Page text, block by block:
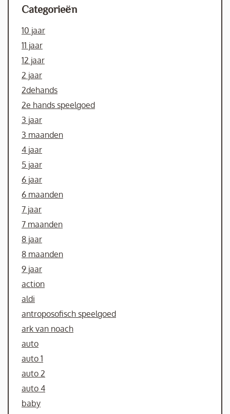
Categorieën
10 jaar
11 jaar
12 jaar
2 jaar
2dehands
2e hands speelgoed
3 jaar
3 maanden
4 jaar
5 jaar
6 jaar
6 maanden
7 jaar
7 maanden
8 jaar
8 maanden
9 jaar
action
aldi
antroposofisch speelgoed
ark van noach
auto
auto 1
auto 2
auto 4
baby